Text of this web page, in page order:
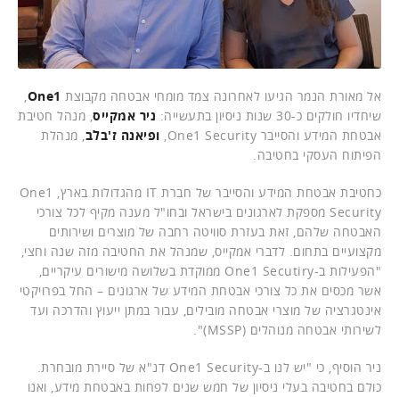
אל מאורת הנמר הגיעו לאחרונה צמד מומחי אבטחה מקבוצת One1
,
שיחדיו חולקים כ-30 שנות ניסיון בתעשייה:
ניר אמקייס, מנהל חטיבת
אבטחת המידע והסייבר One1 Security,
ופיאנה ז'בלב, מנהלת
הפיתוח העסקי בחטיבה.
כחטיבת אבטחת המידע והסייבר של חברת IT מהגדולות בארץ, One1
Security מספקת לארגונים בישראל ובחו"ל מענה מקיף לכל צורכי
האבטחה שלהם, זאת בעזרת סוויטה רחבה של מוצרים ושירותים
מקצועיים בתחום. לדברי אמקייס, שמנהל את החטיבה מזה שנה וחצי,
"הפעילות ב-One1 Secutiry ממוקדת בשלושה מישורים עיקריים,
אשר מכסים את כל צורכי אבטחת המידע של ארגונים – החל בפרויקטי
אינטגרציה של מוצרי אבטחה מובילים, עבור במתן ייעוץ והדרכה ועד
לשירותי אבטחה מנוהלים (MSSP)".
ניר הוסיף, כי "יש לנו ב-One1 Security דנ"א של סיירת מובחרת.
כולם בחטיבה בעלי ניסיון של חמש שנים לפחות באבטחת מידע, ואנו